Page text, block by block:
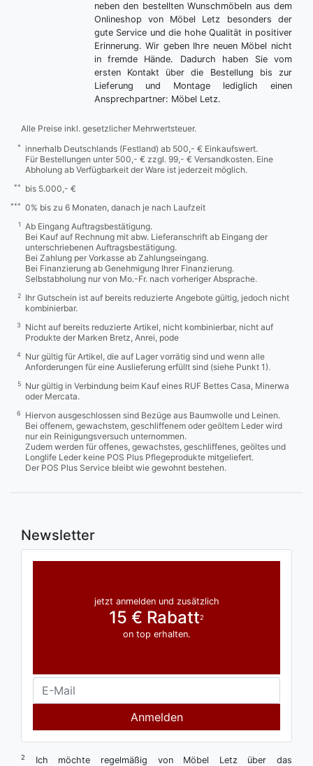
neben den bestellten Wunschmöbeln aus dem
Onlineshop von Möbel Letz besonders der
gute Service und die hohe Qualität in positiver
Erinnerung. Wir geben Ihre neuen Möbel nicht
in fremde Hände. Dadurch haben Sie vom
ersten Kontakt über die Bestellung bis zur
Lieferung und Montage lediglich einen
Ansprechpartner: Möbel Letz.
Alle Preise inkl. gesetzlicher Mehrwertsteuer.
*
innerhalb Deutschlands (Festland) ab 500,- € Einkaufswert.
Für Bestellungen unter 500,- € zzgl. 99,- € Versandkosten. Eine
Abholung ab Verfügbarkeit der Ware ist jederzeit möglich.
** bis 5.000,- €
*** 0% bis zu 6 Monaten, danach je nach Laufzeit
1
Ab Eingang Auftragsbestätigung.
Bei Kauf auf Rechnung mit abw. Lieferanschrift ab Eingang der
unterschriebenen Auftragsbestätigung.
Bei Zahlung per Vorkasse ab Zahlungseingang.
Bei Finanzierung ab Genehmigung Ihrer Finanzierung.
Selbstabholung nur von Mo.-Fr. nach vorheriger Absprache.
2
Ihr Gutschein ist auf bereits reduzierte Angebote gültig, jedoch nicht
kombinierbar.
3
Nicht auf bereits reduzierte Artikel, nicht kombinierbar, nicht auf
Produkte der Marken Bretz, Anrei, pode
4
Nur gültig für Artikel, die auf Lager vorrätig sind und wenn alle
Anforderungen für eine Auslieferung erfüllt sind (siehe Punkt 1).
5
Nur gültig in Verbindung beim Kauf eines RUF Bettes Casa, Minerwa
oder Mercata.
6
Hiervon ausgeschlossen sind Bezüge aus Baumwolle und Leinen.
Bei offenem, gewachstem, geschliffenem oder geöltem Leder wird
nur ein Reinigungsversuch unternommen.
Zudem werden für offenes, gewachstes, geschliffenes, geöltes und
Longlife Leder keine POS Plus Pflegeprodukte mitgeliefert.
Der POS Plus Service bleibt wie gewohnt bestehen.
Newsletter
jetzt anmelden und zusätzlich
15 € Rabatt2
on top erhalten.
Anmelden
2 Ich möchte regelmäßig von Möbel Letz über das